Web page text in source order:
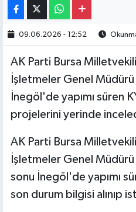
09.06.2026 - 12:52
AK Parti Bursa Milletvekili
İşletmeler Genel Müdürü
İnegöl'de yapımı süren
projelerini yerinde
AK Parti Bursa Milletvekili
İşletmeler Genel Müdürü
sonu İnegöl'de yapımı
son durum bilgisi alınıp